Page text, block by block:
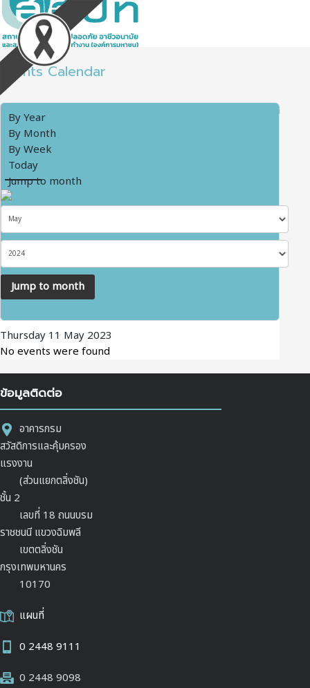
Events Calendar
By Year
By Month
By Week
Today
Jump to month
Jump to month
Thursday 11 May 2023
No events were found
ข้อมูลติดต่อ
อาคารกรม
สวัสดิการและคุ้มครอง
แรงงาน
(ส่วนแยกตลิ่งชัน)
ชั้น 2
เลขที่ 18 ถนนบรม
ราชชนนี แขวงฉิมพลี
เขตตลิ่งชัน
กรุงเทพมหานคร
10170
แผนที่
0 2448 9111
0 2448 9098